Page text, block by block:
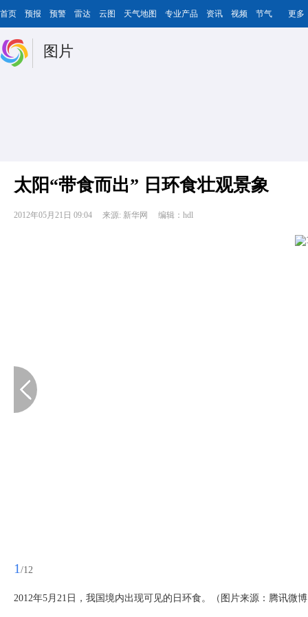
首页 预报 预警 雷达 云图 天气地图 专业产品 资讯 视频 节气 更多
图片
太阳“带食而出” 日环食壮观景象
2012年05月21日 09:04 来源: 新华网 编辑：hdl
1 /12
2012年5月21日，我国境内出现可见的日环食。（图片来源：腾讯微